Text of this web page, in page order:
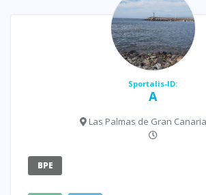
Sportalis-ID:
A
Las Palmas de Gran
BPE